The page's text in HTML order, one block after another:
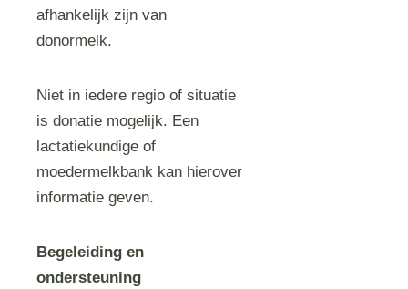
afhankelijk zijn van
donormelk.
Niet in iedere regio of situatie
is donatie mogelijk. Een
lactatiekundige of
moedermelkbank kan hierover
informatie geven.
Begeleiding en
ondersteuning